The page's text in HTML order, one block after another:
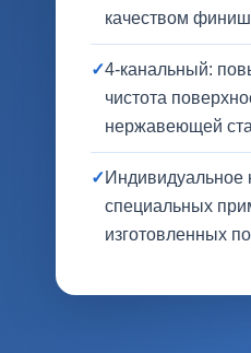
качеством
✓4-канальный:
чистота
нержавеющей
✓Индивидуальное
специальных
изготовленных